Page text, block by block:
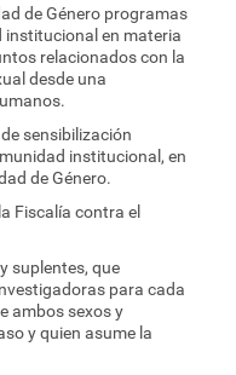
de Género programas
institucional en materia
relacionados con la
desde una
sensibilización
institucional, en
de Género.
Fiscalía contra el
suplentes, que
para cada
ambos sexos y
y quien asume la